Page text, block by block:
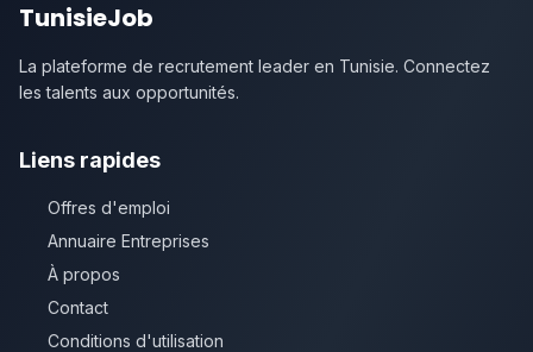
TunisieJob
La plateforme de recrutement leader en Tunisie. Connectez
les talents aux opportunités.
Liens rapides
Offres d'emploi
Annuaire Entreprises
À propos
Contact
Conditions d'utilisation